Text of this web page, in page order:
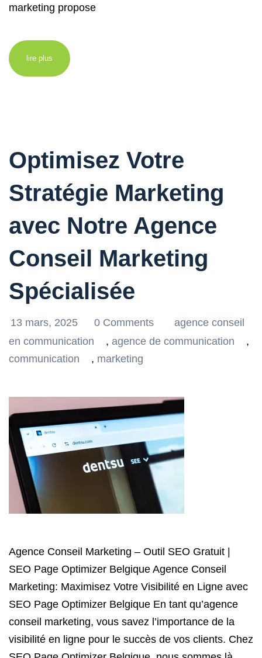
marketing propose
lire plus
Optimisez Votre
Stratégie Marketing
avec Notre Agence
Conseil Marketing
Spécialisée
13 mars, 2025 0 Comments
agence conseil
en communication
, agence de communication
,
communication
, marketing
Agence Conseil Marketing – Outil SEO Gratuit |
SEO Page Optimizer Belgique Agence Conseil
Marketing: Maximisez Votre Visibilité en Ligne avec
SEO Page Optimizer Belgique En tant qu’agence
conseil marketing, vous savez l’importance de la
visibilité en ligne pour le succès de vos clients. Chez